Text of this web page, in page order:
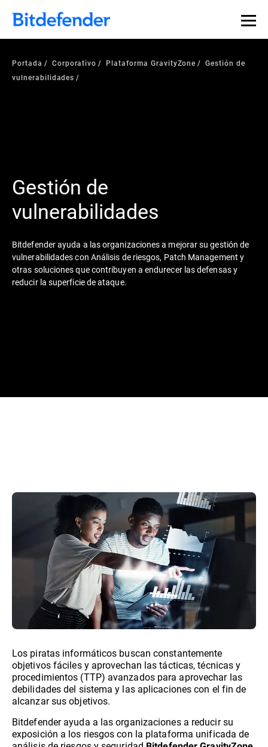
Portada Corporativo Plataforma GravityZone
Gestión de
vulnerabilidades
Gestión de
vulnerabilidades
Bitdefender ayuda a las organizaciones a mejorar su gestión de
vulnerabilidades con Análisis de riesgos, Patch Management y
otras soluciones que contribuyen a endurecer las defensas y
reducir la superficie de ataque.
Los piratas informáticos buscan constantemente
objetivos fáciles y aprovechan las tácticas, técnicas y
procedimientos (TTP) avanzados para aprovechar las
debilidades del sistema y las aplicaciones con el fin de
alcanzar sus objetivos.
Bitdefender ayuda a las organizaciones a reducir su
exposición a los riesgos con la plataforma unificada de